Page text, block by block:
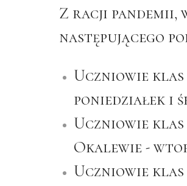
Z racji pandemii,
następującego
Uczniowie klas
poniedziałek i
Uczniowie klas
Okalewie -
Uczniowie klas